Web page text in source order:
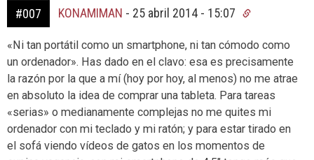
#007 KONAMIMAN - 25 abril 2014 - 15:07
«Ni tan portátil como un smartphone, ni tan cómodo como
un ordenador». Has dado en el clavo: esa es precisamente
la razón por la que a mí (hoy por hoy, al menos) no me atrae
en absoluto la idea de comprar una tableta. Para tareas
«serias» o medianamente complejas no me quites mi
ordenador con mi teclado y mi ratón; y para estar tirado en
el sofá viendo vídeos de gatos en los momentos de